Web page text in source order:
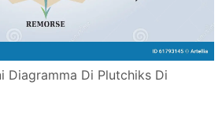
Diagramma Di Plutchiks Di